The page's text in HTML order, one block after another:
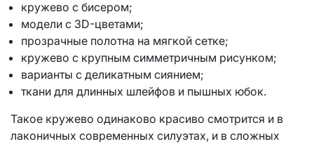
кружево с бисером;
модели с 3D-цветами;
прозрачные полотна на мягкой сетке;
кружево с крупным симметричным рисунком;
варианты с деликатным сиянием;
ткани для длинных шлейфов и пышных юбок.
Такое кружево одинаково красиво смотрится и в
лаконичных современных силуэтах, и в сложных